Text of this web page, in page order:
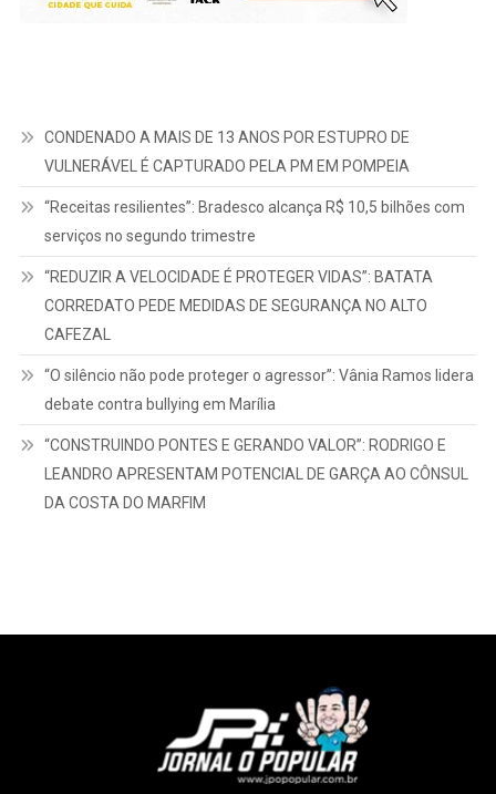
CONDENADO A MAIS DE 13 ANOS POR ESTUPRO DE
VULNERÁVEL É CAPTURADO PELA PM EM POMPEIA
“Receitas resilientes”: Bradesco alcança R$ 10,5 bilhões com
serviços no segundo trimestre
“REDUZIR A VELOCIDADE É PROTEGER VIDAS”: BATATA
CORREDATO PEDE MEDIDAS DE SEGURANÇA NO ALTO
CAFEZAL
“O silêncio não pode proteger o agressor”: Vânia Ramos lidera
debate contra bullying em Marília
“CONSTRUINDO PONTES E GERANDO VALOR”: RODRIGO E
LEANDRO APRESENTAM POTENCIAL DE GARÇA AO CÔNSUL
DA COSTA DO MARFIM